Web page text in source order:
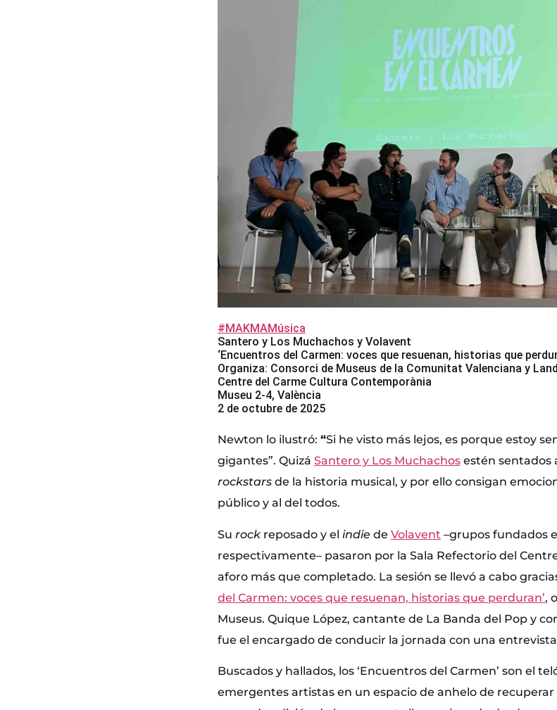
#MAKMAMúsica
Santero y Los Muchachos y Volavent
‘Encuentros del Carmen: voces que resuenan, historias que
Organiza: Consorci de Museus de la Comunitat Valenciana y
Centre del Carme Cultura Contemporània
Museu 2-4, València
2 de octubre de 2025
Newton lo ilustró: “Si he visto más lejos, es porque estoy
gigantes”. Quizá Santero y Los Muchachos estén sentados
rockstars de la historia musical, y por ello consigan
público y al del todos.
Su rock reposado y el indie de Volavent –grupos fundados
respectivamente– pasaron por la Sala Refectorio del
aforo más que completado. La sesión se llevó a cabo
del Carmen: voces que resuenan, historias que perduran’,
Museus. Quique López, cantante de La Banda del Pop y
fue el encargado de conducir la jornada con una
Buscados y hallados, los ‘Encuentros del Carmen’ son el
emergentes artistas en un espacio de anhelo de recuperar